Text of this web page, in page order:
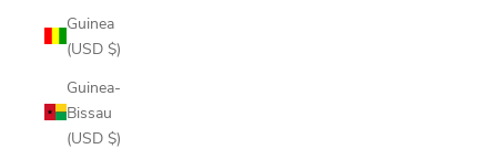
Guinea
(USD $)
Guinea-
Bissau
(USD $)